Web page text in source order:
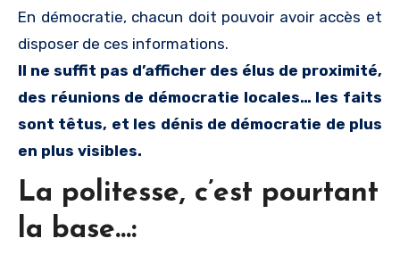
En démocratie, chacun doit pouvoir avoir accès et
disposer de ces informations.
Il ne suffit pas d’afficher des élus de proximité,
des réunions de démocratie locales… les faits
sont têtus, et les dénis de démocratie de plus
en plus visibles.
La politesse, c’est pourtant
la base…: